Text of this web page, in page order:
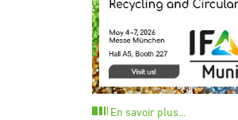
En savoir plus...